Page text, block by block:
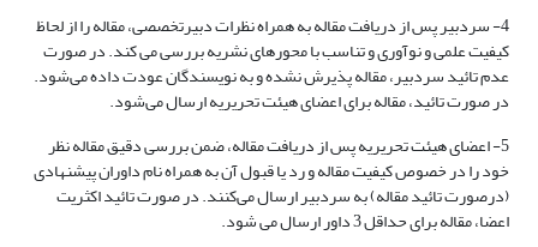
4- سردبیر پس از دریافت مقاله به همراه نظرات دبیرتخصصی، مقاله را از لحاظ
کیفیت علمی و نوآوری و تناسب با محورهای نشریه بررسی می کند. در صورت
عدم تائید سردبیر، مقاله پذیرش نشده و به نویسندگان عودت داده می‌شود.
در صورت تائید، مقاله برای اعضای هیئت تحریریه ارسال می‌شود.
5- اعضای هیئت تحریریه پس از دریافت مقاله، ضمن بررسی دقیق مقاله نظر
خود را در خصوص کیفیت مقاله و رد یا قبول آن به همراه نام داوران پیشنهادی
(درصورت تائید مقاله) به سردبیر ارسال می‌کنند. در صورت تائید اکثریت
اعضا، مقاله برای حداقل 3 داور ارسال می شود.